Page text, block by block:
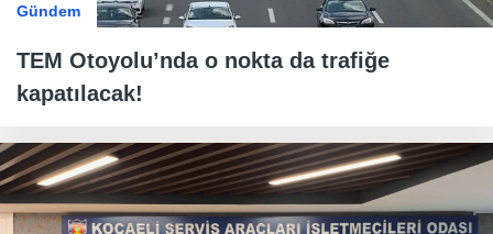
Gündem
TEM Otoyolu’nda o nokta da trafiğe
kapatılacak!